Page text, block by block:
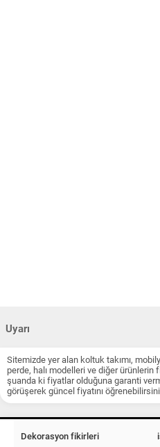
Uyarı
Sitemizde yer alan koltuk takımı,
perde, halı modelleri ve diğer ürünlerin
şuanda ki fiyatlar olduğuna garanti
görüşerek güncel fiyatını
Dekorasyon fikirleri